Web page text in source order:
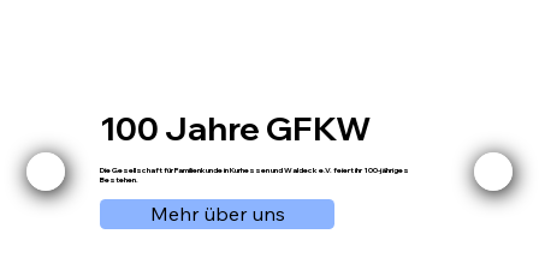
100 Jahre GFKW
Die Gesellschaft für Familienkunde in Kurhessen und Waldeck e.V. feiert ihr 100-jähriges
Bestehen.
Mehr über uns